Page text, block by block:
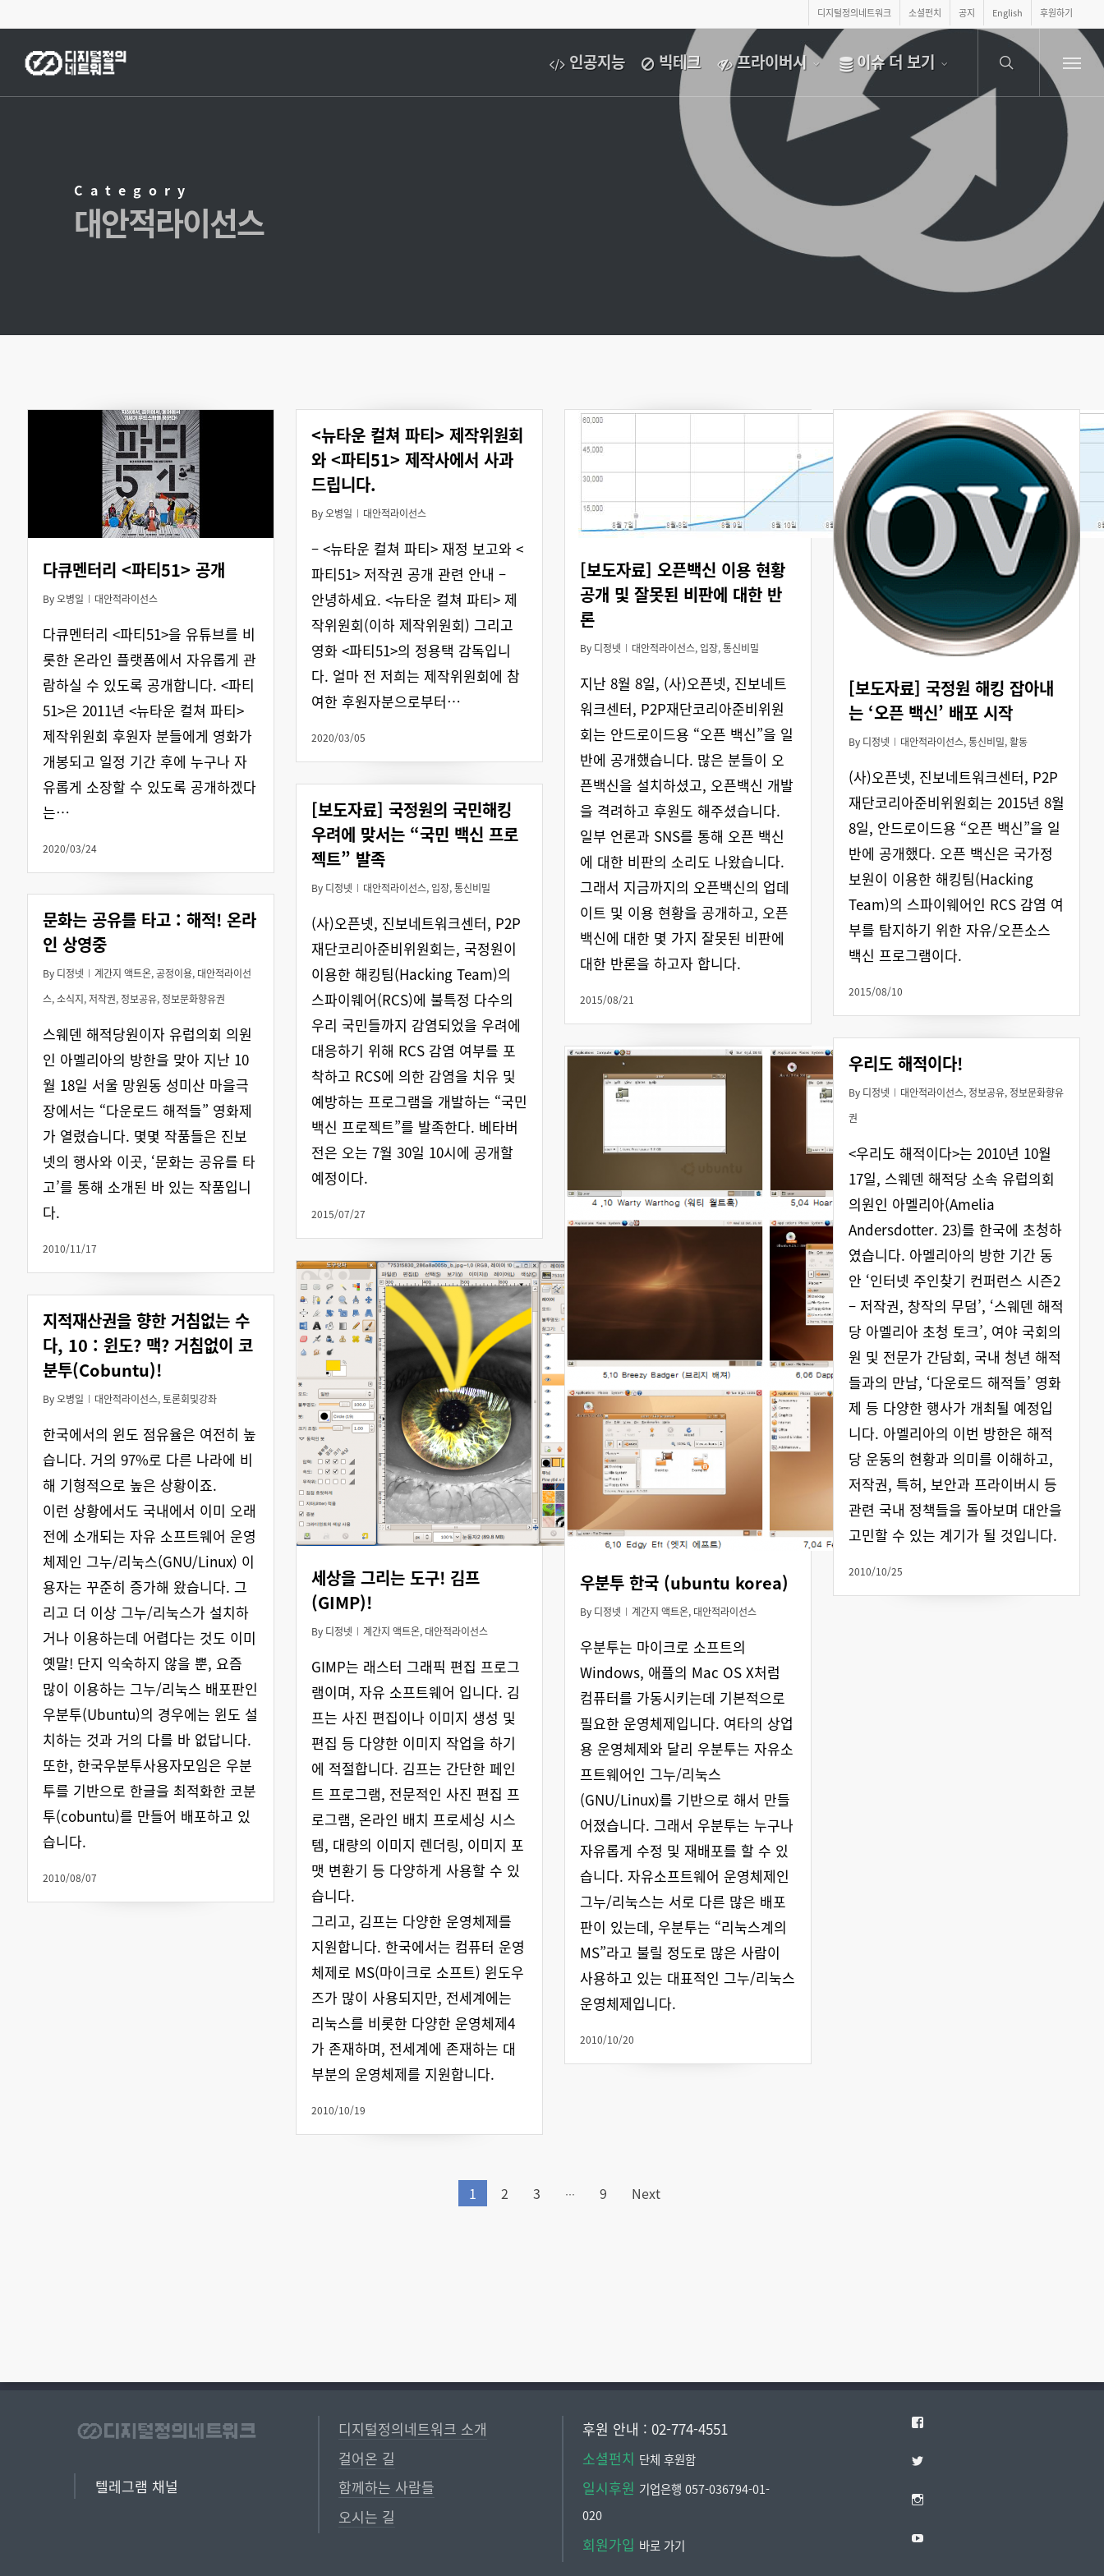
main
디지털정의네트워크 소셜펀치 공지 English 후원하기
인공지능 빅테크 프라이버시 이슈 더 보기
search
Menu
Category
대안적라이선스
다큐멘터리 <파티51> 공개
By 오병일 대안적라이선스
다큐멘터리 <파티51>을 유튜브를 비
롯한 온라인 플랫폼에서 자유롭게 관
람하실 수 있도록 공개합니다. <파티
51>은 2011년 <뉴타운 컬쳐 파티>
제작위원회 후원자 분들에게 영화가
개봉되고 일정 기간 후에 누구나 자
유롭게 소장할 수 있도록 공개하겠다
는…
2020/03/24
<뉴타운 컬쳐 파티> 제작위원회
와 <파티51> 제작사에서 사과
드립니다.
By 오병일 대안적라이선스
– <뉴타운 컬쳐 파티> 재정 보고와 <
파티51> 저작권 공개 관련 안내 –
안녕하세요. <뉴타운 컬쳐 파티> 제
작위원회(이하 제작위원회) 그리고
영화 <파티51>의 정용택 감독입니
다. 얼마 전 저희는 제작위원회에 참
여한 후원자분으로부터…
2020/03/05
[보도자료] 오픈백신 이용 현황
공개 및 잘못된 비판에 대한 반
론
By 디정넷 대안적라이선스, 입장,통신비밀
지난 8월 8일, (사)오픈넷, 진보네트
워크센터, P2P재단코리아준비위원
회는 안드로이드용 “오픈 백신”을 일
반에 공개했습니다. 많은 분들이 오
픈백신을 설치하셨고, 오픈백신 개발
을 격려하고 후원도 해주셨습니다.
일부 언론과 SNS를 통해 오픈 백신
에 대한 비판의 소리도 나왔습니다.
그래서 지금까지의 오픈백신의 업데
이트 및 이용 현황을 공개하고, 오픈
백신에 대한 몇 가지 잘못된 비판에
대한 반론을 하고자 합니다.
2015/08/21
[보도자료] 국정원 해킹 잡아내
는 ‘오픈 백신’ 배포 시작
By 디정넷 대안적라이선스,통신비밀,활동
(사)오픈넷, 진보네트워크센터, P2P
재단코리아준비위원회는 2015년 8월
8일, 안드로이드용 “오픈 백신”을 일
반에 공개했다. 오픈 백신은 국가정
보원이 이용한 해킹팀(Hacking
Team)의 스파이웨어인 RCS 감염 여
부를 탐지하기 위한 자유/오픈소스
백신 프로그램이다.
2015/08/10
[보도자료] 국정원의 국민해킹
우려에 맞서는 “국민 백신 프로
젝트” 발족
By 디정넷 대안적라이선스, 입장,통신비밀
(사)오픈넷, 진보네트워크센터, P2P
재단코리아준비위원회는, 국정원이
이용한 해킹팀(Hacking Team)의
스파이웨어(RCS)에 불특정 다수의
우리 국민들까지 감염되었을 우려에
대응하기 위해 RCS 감염 여부를 포
착하고 RCS에 의한 감염을 치유 및
예방하는 프로그램을 개발하는 “국민
백신 프로젝트”를 발족한다. 베타버
전은 오는 7월 30일 10시에 공개할
예정이다.
2015/07/27
문화는 공유를 타고 : 해적! 온라
인 상영중
By 디정넷 계간지 액트온,공정이용, 대안적라이선
스,소식지,저작권, 정보공유, 정보문화향유권
스웨덴 해적당원이자 유럽의회 의원
인 아멜리아의 방한을 맞아 지난 10
월 18일 서울 망원동 성미산 마을극
장에서는 “다운로드 해적들” 영화제
가 열렸습니다. 몇몇 작품들은 진보
넷의 행사와 이곳, ‘문화는 공유를 타
고’를 통해 소개된 바 있는 작품입니
다.
2010/11/17
우리도 해적이다!
By 디정넷 대안적라이선스, 정보공유, 정보문화향유
권
<우리도 해적이다>는 2010년 10월
17일, 스웨덴 해적당 소속 유럽의회
의원인 아멜리아(Amelia
Andersdotter. 23)를 한국에 초청하
였습니다. 아멜리아의 방한 기간 동
안 ‘인터넷 주인찾기 컨퍼런스 시즌2
– 저작권, 창작의 무덤’, ‘스웨덴 해적
당 아멜리아 초청 토크’, 여야 국회의
원 및 전문가 간담회, 국내 청년 해적
들과의 만남, ‘다운로드 해적들’ 영화
제 등 다양한 행사가 개최될 예정입
니다. 아멜리아의 이번 방한은 해적
당 운동의 현황과 의미를 이해하고,
저작권, 특허, 보안과 프라이버시 등
관련 국내 정책들을 돌아보며 대안을
고민할 수 있는 계기가 될 것입니다.
2010/10/25
우분투 한국 (ubuntu korea)
By 디정넷 계간지 액트온, 대안적라이선스
우분투는 마이크로 소프트의
Windows, 애플의 Mac OS X처럼
컴퓨터를 가동시키는데 기본적으로
필요한 운영체제입니다. 여타의 상업
용 운영체제와 달리 우분투는 자유소
프트웨어인 그누/리눅스
(GNU/Linux)를 기반으로 해서 만들
어졌습니다. 그래서 우분투는 누구나
자유롭게 수정 및 재배포를 할 수 있
습니다. 자유소프트웨어 운영체제인
그누/리눅스는 서로 다른 많은 배포
판이 있는데, 우분투는 “리눅스계의
MS”라고 불릴 정도로 많은 사람이
사용하고 있는 대표적인 그누/리눅스
운영체제입니다.
2010/10/20
세상을 그리는 도구! 김프
(GIMP)!
By 디정넷 계간지 액트온, 대안적라이선스
GIMP는 래스터 그래픽 편집 프로그
램이며, 자유 소프트웨어 입니다. 김
프는 사진 편집이나 이미지 생성 및
편집 등 다양한 이미지 작업을 하기
에 적절합니다. 김프는 간단한 페인
트 프로그램, 전문적인 사진 편집 프
로그램, 온라인 배치 프로세싱 시스
템, 대량의 이미지 렌더링, 이미지 포
맷 변환기 등 다양하게 사용할 수 있
습니다.
그리고, 김프는 다양한 운영체제를
지원합니다. 한국에서는 컴퓨터 운영
체제로 MS(마이크로 소프트) 윈도우
즈가 많이 사용되지만, 전세계에는
리눅스를 비롯한 다양한 운영체제4
가 존재하며, 전세계에 존재하는 대
부분의 운영체제를 지원합니다.
2010/10/19
지적재산권을 향한 거침없는 수
다, 10 : 윈도? 맥? 거침없이 코
분투(Cobuntu)!
By 오병일 대안적라이선스, 토론회및강좌
한국에서의 윈도 점유율은 여전히 높
습니다. 거의 97%로 다른 나라에 비
해 기형적으로 높은 상황이죠.
이런 상황에서도 국내에서 이미 오래
전에 소개되는 자유 소프트웨어 운영
체제인 그누/리눅스(GNU/Linux) 이
용자는 꾸준히 증가해 왔습니다. 그
리고 더 이상 그누/리눅스가 설치하
거나 이용하는데 어렵다는 것도 이미
옛말! 단지 익숙하지 않을 뿐, 요즘
많이 이용하는 그누/리눅스 배포판인
우분투(Ubuntu)의 경우에는 윈도 설
치하는 것과 거의 다를 바 없답니다.
또한, 한국우분투사용자모임은 우분
투를 기반으로 한글을 최적화한 코분
투(cobuntu)를 만들어 배포하고 있
습니다.
2010/08/07
1 2 3 … 9 Next
텔레그램 채널
디지털정의네트워크 소개
걸어온 길
함께하는 사람들
오시는 길
후원 안내 : 02-774-4551
소셜펀치 단체 후원함
일시후원 기업은행 057-036794-01-
020
회원가입 바로 가기